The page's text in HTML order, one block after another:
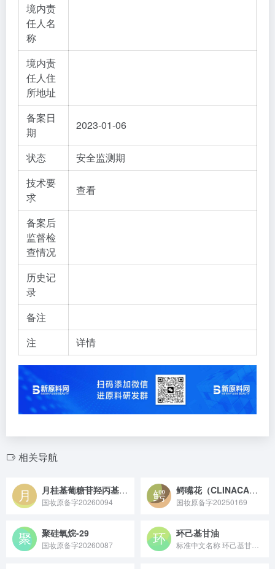
境内责
任人名
称
境内责
任人住
所地址
备案日
期
2023-01-06
状态
安全监测期
技术要
求
查看
备案后
监督检
查情况
历史记
录
备注
注
详情
相关导航
月桂基葡糖苷羟丙基磺酸酯钠
国妆原备字20260094
鳄嘴花（CLINACANTHUS NUTANS）叶/茎提取物
国妆原备字20250169
聚硅氧烷-29
国妆原备字20260087
环己基甘油